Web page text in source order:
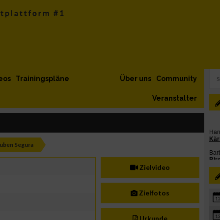
Trainingspläne Community
Über uns
Veranstalter
Segura
Zielvideo
Zielfotos
Urkunde